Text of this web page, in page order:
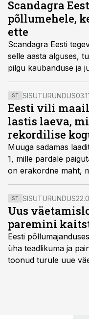
Scandagra
põllumehele,
ette
Scandagra Eesti
selle aasta alguses,
pilgu kaubanduse ja
oli see täiesti uus
enam saan aru, kui
põllumeeste
on valdkonnaga, kus
”Kui põllumehel
sõnab ta.
ST SISUTURUNDUS
Eesti vili
lastis laeva,
rekordilise
Muuga sadamas
1, mille pardale
on erakordne maht,
teraviljasektori jõudu
Scandagra Eesti
taoline operatsioon
väärtusahela
vahel ja näitab, et
suurimate
ST SISUTURUNDUS
Uus
paremini
Eesti
üha teadlikuma ja
toonud turule uue